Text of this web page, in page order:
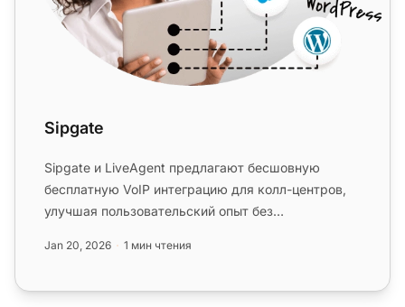
Sipgate
Sipgate и LiveAgent предлагают бесшовную
бесплатную VoIP интеграцию для колл-центров,
улучшая пользовательский опыт без
Jan 20, 2026 1 мин чтения